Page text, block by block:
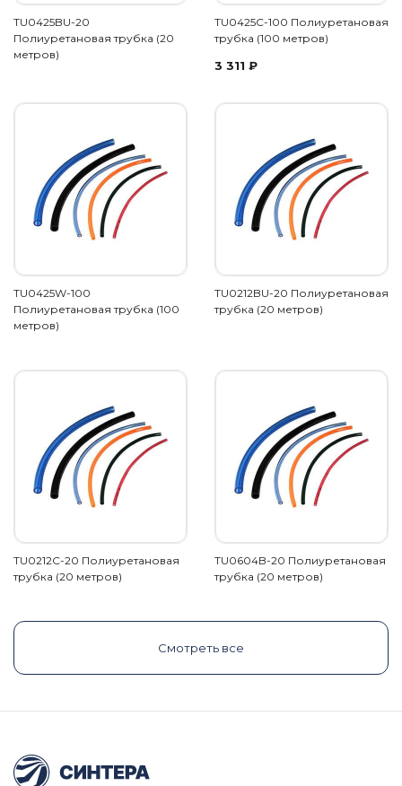
TU0425BU-20
Полиуретановая трубка (20
метров)
TU0425C-100 Полиуретановая
трубка (100 метров)
3 311 ₽
TU0425W-100
Полиуретановая трубка (100
метров)
TU0212BU-20 Полиуретановая
трубка (20 метров)
TU0212C-20 Полиуретановая
трубка (20 метров)
TU0604B-20 Полиуретановая
трубка (20 метров)
Смотреть все